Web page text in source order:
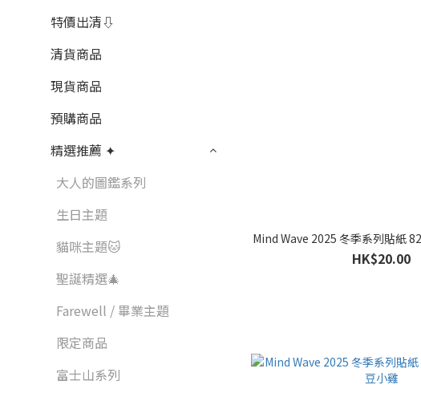
特價出清⇩
清貨商品
現貨商品
預購商品
精選推薦 ✦
大人的圖鑑系列
生日主題
貓咪主題🐱
聖誕精選🎄
Farewell / 畢業主題
限定商品
富士山系列
Mind Wave 2025 冬季系列貼紙
HK$20.00